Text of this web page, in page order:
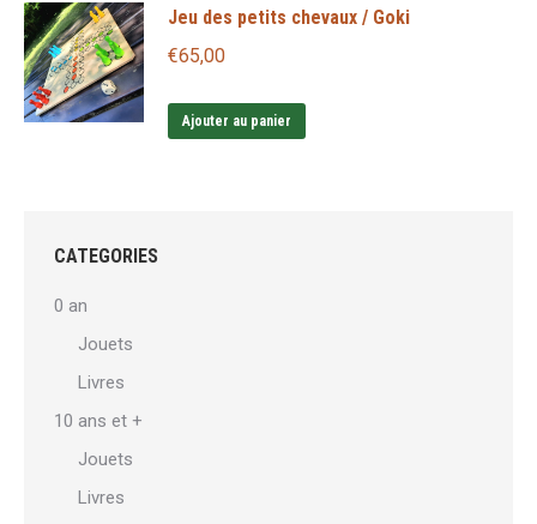
Jeu des petits chevaux / Goki
€65,00
Ajouter au panier
CATEGORIES
0 an
Jouets
Livres
10 ans et +
Jouets
Livres